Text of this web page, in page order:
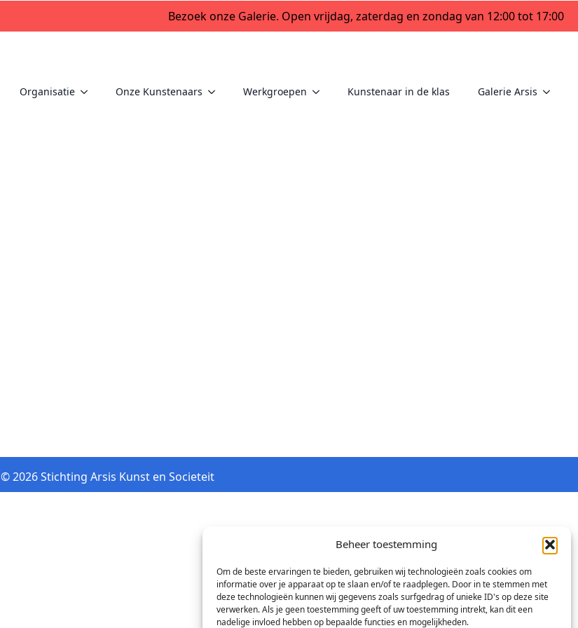
Beheer toestemming
Om de beste ervaringen te bieden, gebruiken wij technologieën zoals cookies om
informatie over je apparaat op te slaan en/of te raadplegen. Door in te stemmen met
deze technologieën kunnen wij gegevens zoals surfgedrag of unieke ID's op deze site
verwerken. Als je geen toestemming geeft of uw toestemming intrekt, kan dit een
nadelige invloed hebben op bepaalde functies en mogelijkheden.
Bezoek onze Galerie. Open vrijdag, zaterdag en zondag van 12:00 tot 17:00
Organisatie Onze Kunstenaars Werkgroepen Kunstenaar in de klas Galerie Arsis
© 2026 Stichting Arsis Kunst en Societeit